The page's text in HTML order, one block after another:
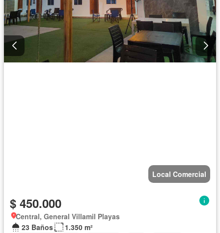
Local Comercial
$ 450.000
Central, General Villamil Playas
23 Baños
1.350 m²